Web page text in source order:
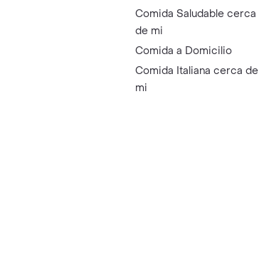
Comida Saludable cerca
de mi
Comida a Domicilio
Comida Italiana cerca de
mi